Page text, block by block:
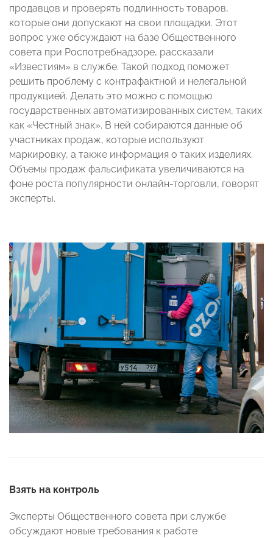
продавцов и проверять подлинность товаров,
которые они допускают на свои площадки. Этот
вопрос уже обсуждают на базе Общественного
совета при Роспотребнадзоре, рассказали
«Известиям» в службе. Такой подход поможет
решить проблему с контрафактной и нелегальной
продукцией. Делать это можно с помощью
государственных автоматизированных систем, таких
как «Честный знак». В ней собираются данные об
участниках продаж, которые используют
маркировку, а также информация о таких изделиях.
Объемы продаж фальсификата увеличиваются на
фоне роста популярности онлайн-торговли, говорят
эксперты.
Взять на контроль
Эксперты Общественного совета при службе
обсуждают новые требования к работе